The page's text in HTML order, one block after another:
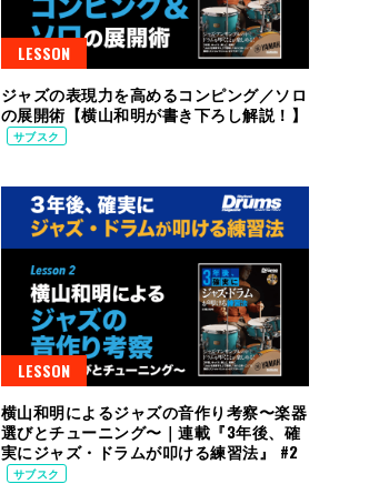
LESSON
ジャズの表現力を高めるコンピング／ソロ
の展開術【横山和明が書き下ろし解説！】
サブスク
LESSON
横山和明によるジャズの音作り考察〜楽器
選びとチューニング〜｜連載『3年後、確
実にジャズ・ドラムが叩ける練習法』 #2
サブスク